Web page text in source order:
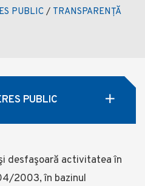
PUBLIC / TRANSPARENȚĂ
PUBLIC
desfaşoară activitatea în
2003, în bazinul